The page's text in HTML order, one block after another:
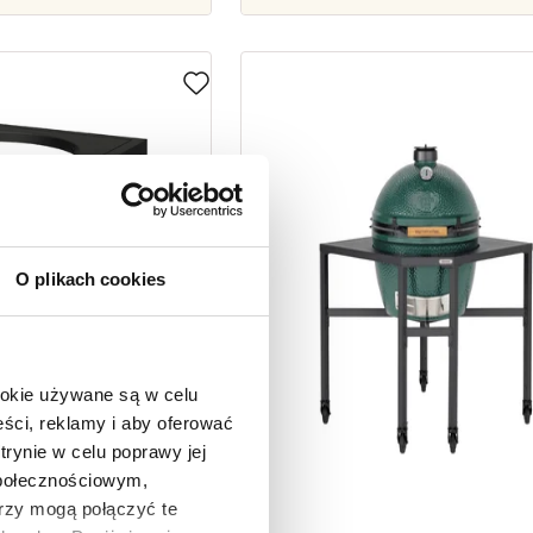
O plikach cookies
używane są w celu
reklamy i aby oferować
w celu poprawy jej
mogą połączyć te